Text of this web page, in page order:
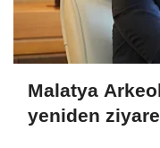
Malatya
yeniden